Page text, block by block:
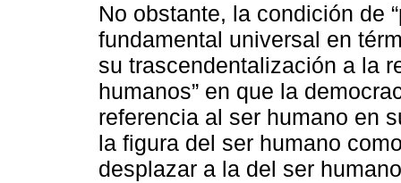
No obstante, la condición de
fundamental universal en
su trascendentalización a la
humanos” en que la
referencia al ser humano en
la figura del ser humano
desplazar a la del ser